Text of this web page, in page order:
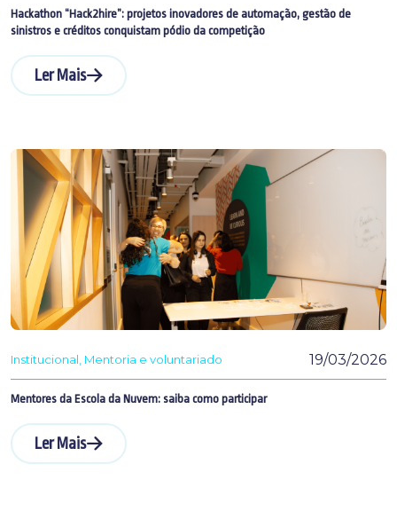
Hackathon “Hack2hire”: projetos inovadores de automação, gestão de
sinistros e créditos conquistam pódio da competição
Ler Mais
Institucional Mentoria e voluntariado 19/03/2026
Mentores da Escola da Nuvem: saiba como participar
Ler Mais